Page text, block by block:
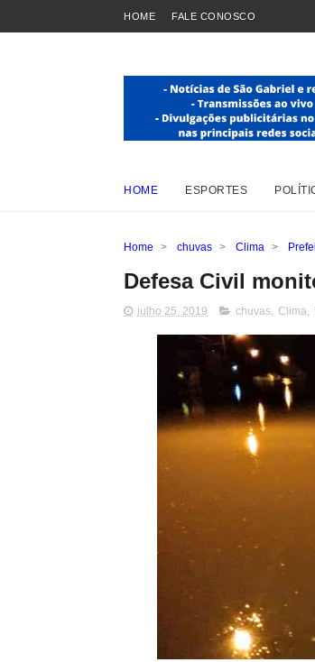
HOME FALE CONOSCO
HOME ESPORTES
Home > chuvas > Clima >
Defesa Civil
julho 25, 2019 chuvas, Clima,